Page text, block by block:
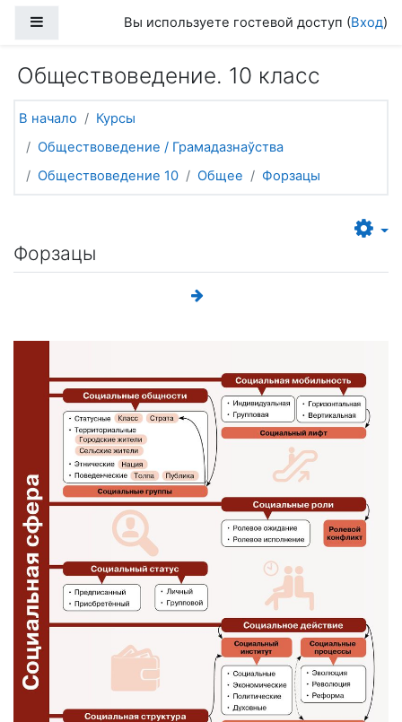
Боковая панельВы используете гостевой доступ (Вход)
Обществоведение. 10 класс
В начало
Курсы
Обществоведение / Грамадазнаўства
Обществоведение 10
Общее Форзацы
Форзацы